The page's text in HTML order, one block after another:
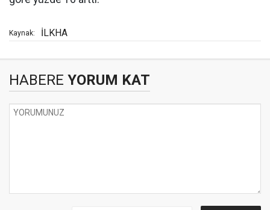
Kaynak: İLKHA
HABERE YORUM KAT